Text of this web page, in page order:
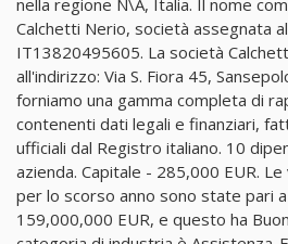
Calchetti Nerio, società assegnata
IT13820495605. La società
all'indirizzo: Via S. Fiora 45,
forniamo una gamma completa di
contenenti dati legali e finanziari,
ufficiali dal Registro italiano. 10
azienda. Capitale - 285,000 EUR.
per lo scorso anno sono state pari
159,000,000 EUR, e questo ha